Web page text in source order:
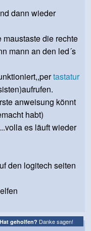
dann wieder
die rechte
mann an den led´s
tastatur
anweisung könnt
habt)
es läuft wieder
den logitech seiten
Hat geholfen? Danke sagen!